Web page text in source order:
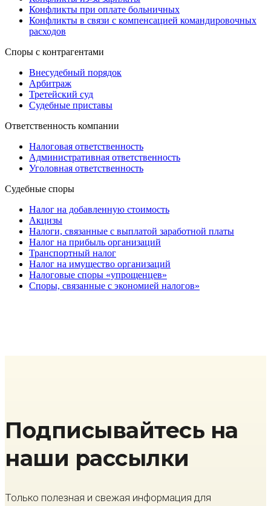
Конфликты при оплате больничных
Конфликты в связи с компенсацией командировочных
расходов
Споры с контрагентами
Внесудебный порядок
Арбитраж
Третейский суд
Судебные приставы
Ответственность компании
Налоговая ответственность
Административная ответственность
Уголовная ответственность
Судебные споры
Налог на добавленную стоимость
Акцизы
Налоги, связанные с выплатой заработной платы
Налог на прибыль организаций
Транспортный налог
Налог на имущество организаций
Налоговые споры «упрощенцев»
Споры, связанные с экономией налогов»
Подписывайтесь на
наши рассылки
Только полезная и свежая информация для